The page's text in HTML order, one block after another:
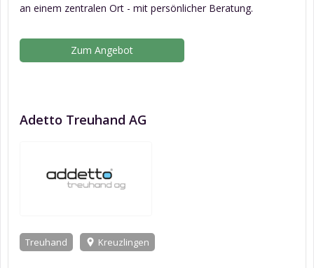
an einem zentralen Ort - mit persönlicher Beratung.
Zum Angebot
Adetto Treuhand AG
Treuhand Kreuzlingen